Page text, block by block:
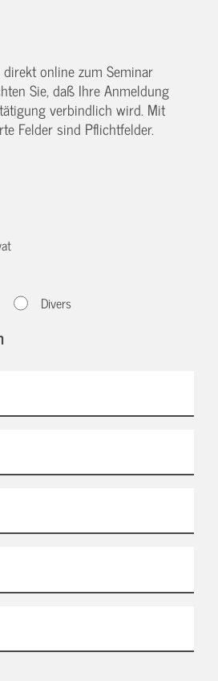
online zum Seminar
Sie, daß Ihre Anmeldung
verbindlich wird. Mit
Felder sind Pflichtfelder.
Divers